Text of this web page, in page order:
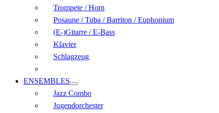
Trompete / Horn
Posaune / Tuba / Barriton / Euphonium
(E-)Gitarre / E-Bass
Klavier
Schlagzeug
ENSEMBLES
Jazz Combo
Jugendorchester